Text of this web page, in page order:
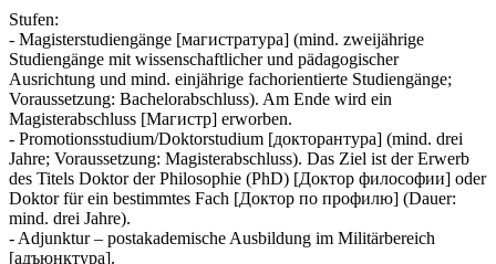
Stufen:
- Magisterstudiengänge [магистратура] (mind. zweijährige
Studiengänge mit wissenschaftlicher und pädagogischer
Ausrichtung und mind. einjährige fachorientierte Studiengänge;
Voraussetzung: Bachelorabschluss). Am Ende wird ein
Magisterabschluss [Магистр] erworben.
- Promotionsstudium/Doktorstudium [докторантура] (mind. drei
Jahre; Voraussetzung: Magisterabschluss). Das Ziel ist der Erwerb
des Titels Doktor der Philosophie (PhD) [Доктор философии] oder
Doktor für ein bestimmtes Fach [Доктор по профилю] (Dauer:
mind. drei Jahre).
- Adjunktur – postakademische Ausbildung im Militärbereich
[адъюнктура].